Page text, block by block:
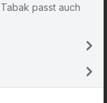
passt auch